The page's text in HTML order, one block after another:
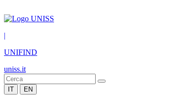
|
UNIFIND
uniss.it
IT EN